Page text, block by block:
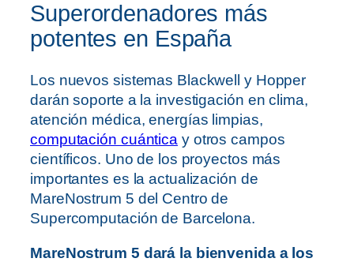
Superordenadores más
potentes en España
Los nuevos sistemas Blackwell y Hopper
darán soporte a la investigación en clima,
atención médica, energías limpias,
computación cuántica y otros campos
científicos. Uno de los proyectos más
importantes es la actualización de
MareNostrum 5 del Centro de
Supercomputación de Barcelona.
MareNostrum 5 dará la bienvenida a los